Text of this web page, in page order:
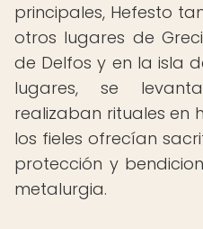
principales, Hefesto
otros lugares de
de Delfos y en la isla
lugares, se
realizaban rituales en
los fieles ofrecían
protección y
metalurgia.